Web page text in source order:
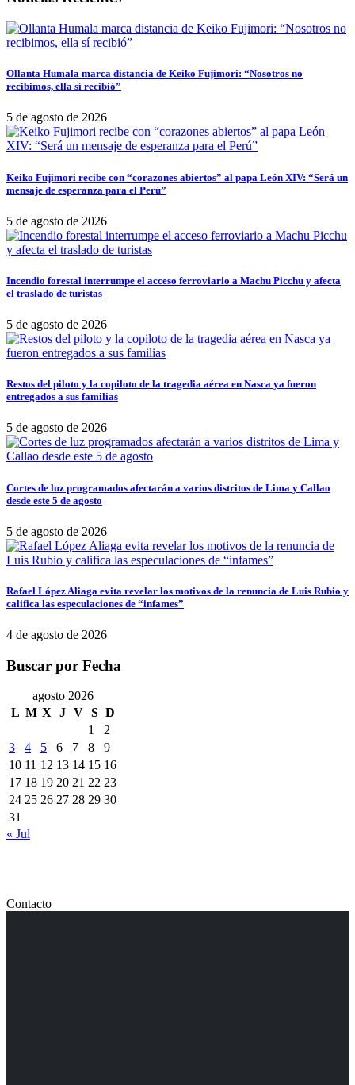
Ollanta Humala marca distancia de Keiko Fujimori: “Nosotros no
recibimos, ella sí recibió”
5 de agosto de 2026
Keiko Fujimori recibe con “corazones abiertos” al papa León XIV: “Será un
mensaje de esperanza para el Perú”
5 de agosto de 2026
Incendio forestal interrumpe el acceso ferroviario a Machu Picchu y afecta
el traslado de turistas
5 de agosto de 2026
Restos del piloto y la copiloto de la tragedia aérea en Nasca ya fueron
entregados a sus familias
5 de agosto de 2026
Cortes de luz programados afectarán a varios distritos de Lima y Callao
desde este 5 de agosto
5 de agosto de 2026
Rafael López Aliaga evita revelar los motivos de la renuncia de Luis Rubio y
califica las especulaciones de “infames”
4 de agosto de 2026
Buscar por Fecha
agosto 2026
L M X J V S D
1
2
3
4 5 6 7 8
9
10 11 12 13 14 15 16
17 18 19 20 21 22 23
24 25 26 27 28 29 30
31
« Jul
Contacto